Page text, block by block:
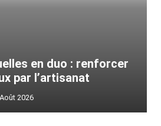
en duo : renforcer
par l’artisanat
2026